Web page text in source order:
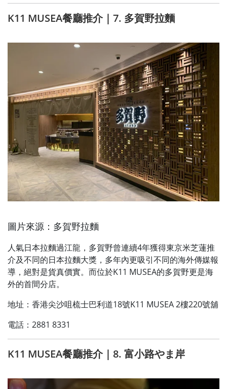
K11 MUSEA餐廳推介｜7. 多賀野拉麵
圖片來源：多賀野拉麵
人氣日本拉麵過江龍，多賀野曾連續4年獲得東京米芝蓮推
介及不同的日本拉麵大獎，多年內更吸引不同的海外傳媒報
導，絕對是貨真價實。而位於K11 MUSEA的多賀野更是海
外的首間分店。
地址：香港尖沙咀梳士巴利道18號K11 MUSEA 2樓220號舖
電話：2881 8331
K11 MUSEA餐廳推介｜8. 富小路やま岸